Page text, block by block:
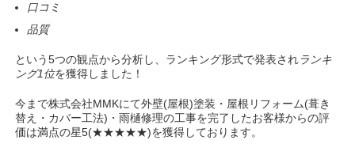
口コミ
品質
という5つの観点から分析し、ランキング形式で発表されランキ
ング1位を獲得しました！
今まで株式会社MMKにて外壁(屋根)塗装・屋根リフォーム(葺き
替え・カバー工法)・雨樋修理の工事を完了したお客様からの評
価は満点の星5(★★★★★)を獲得しております。